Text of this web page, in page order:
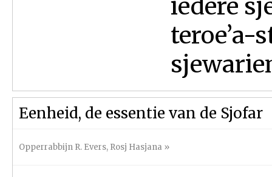
iedere
teroe’a-
Eenheid, de essentie van de Sjofar
Opperrabbijn R. Evers, Rosj Hasjana »